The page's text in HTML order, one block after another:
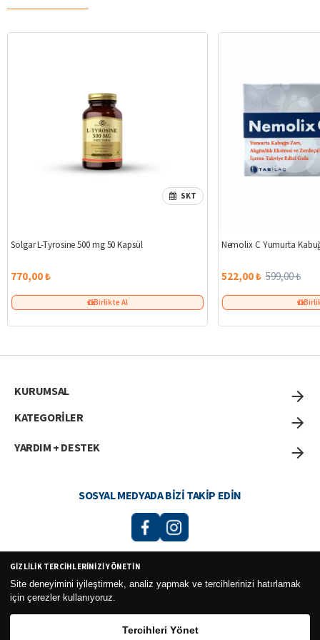
SKT
Solgar L-Tyrosine 500 mg 50 Kapsül
770,00 ₺
Birlikte Al
Nemolix C Yumurta
522,00 ₺ 599,00 ₺
KURUMSAL
KATEGORİLER
YARDIM + DESTEK
SOSYAL MEDYADA BIZI TAKIP EDIN
Curesel Turizm Ticaret Limited Şirketi 2026 ©
GIZLILIK TERCIHLERINIZI YÖNETIN
Site deneyimini iyileştirmek, analiz yapmak ve tercihlerinizi hatırlamak
için çerezler kullanıyoruz.
Tercihleri Yönet